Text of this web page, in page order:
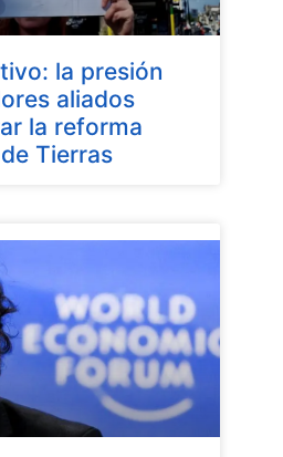
la presión
aliados
la reforma
Tierras